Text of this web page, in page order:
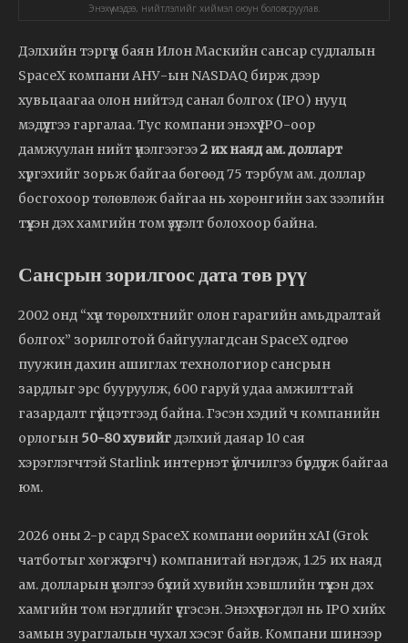
Энэхүү мэдээ, нийтлэлийг хиймэл оюун боловсруулав.
Дэлхийн тэргүүн баян Илон Маскийн сансар судлалын
SpaceX компани АНУ-ын NASDAQ бирж дээр
хувьцаагаа олон нийтэд санал болгох (IPO) нууц
мэдүүлгээ гаргалаа. Тус компани энэхүү IPO-оор
дамжуулан нийт үнэлгээгээ2 их наяд ам. долларт
хүргэхийг зорьж байгаа бөгөөд 75 тэрбум ам. доллар
босгохоор төлөвлөж байгаа нь хөрөнгийн зах зээлийн
түүхэн дэх хамгийн том үзүүлэлт болохоор байна.
Сансрын зорилгоос дата төв рүү
2002 онд “хүн төрөлхтнийг олон гарагийн амьдралтай
болгох” зорилготой байгуулагдсан SpaceX өдгөө
пуужин дахин ашиглах технологиор сансрын
зардлыг эрс бууруулж, 600 гаруй удаа амжилттай
газардалт гүйцэтгээд байна. Гэсэн хэдий ч компанийн
орлогын 50-80 хувийг дэлхий даяар 10 сая
хэрэглэгчтэй Starlink интернэт үйлчилгээ бүрдүүлж байгаа
юм.
2026 оны 2-р сард SpaceX компани өөрийн xAI (Grok
чатботыг хөгжүүлэгч) компанитай нэгдэж, 1.25 их наяд
ам. долларын үнэлгээ бүхий хувийн хэвшлийн түүхэн дэх
хамгийн том нэгдлийг үүсгэсэн. Энэхүү нэгдэл нь IPO хийх
замын зураглалын чухал хэсэг байв. Компани шинээр